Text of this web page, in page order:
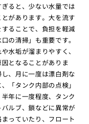
ると、少ない水量では
があります。大を流す
ることで、負担を軽減
の清掃」も重要です。
水垢が溜まりやすく、
となることがありま
、月に一度は漂白剤な
「タンク内部の点検」
年に一度程度、タンク
ルブ、鎖などに異常が
っていたり、フロート